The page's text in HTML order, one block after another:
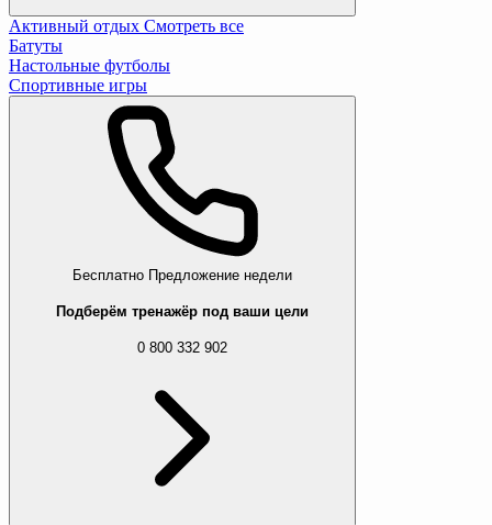
Активный отдых Смотреть все
Батуты
Настольные футболы
Спортивные игры
Бесплатно Предложение недели
Подберём тренажёр под ваши цели
0 800 332 902